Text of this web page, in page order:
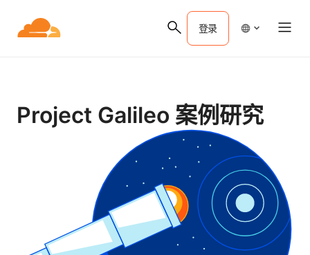
登录
Project Galileo 案例研究